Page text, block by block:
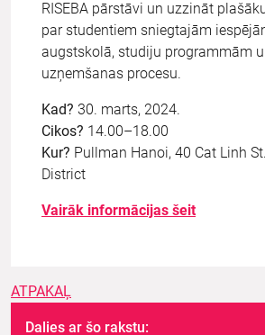
RISEBA pārstāvi un uzzināt
par studentiem sniegtajām
augstskolā, studiju programmām
uzņemšanas procesu.
Kad? 30. marts, 2024.
Cikos? 14.00–18.00
Kur? Pullman Hanoi, 40 Cat Linh
District
Vairāk informācijas šeit
ATPAKAĻ
Dalies ar šo rakstu: